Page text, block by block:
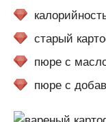
старый
пюре с
пюре с